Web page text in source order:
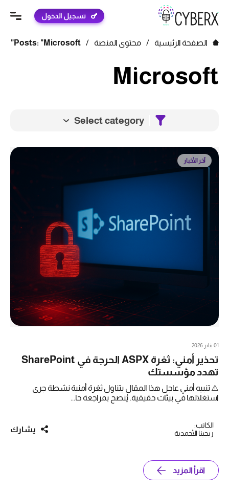
تسجيل الدخول
الصفحة الرئيسية / محتوى المنصة /
Posts: "Microsoft"
Microsoft
Select category
آخر الأخبار
01 يناير 2026
تحذير أمني: ثغرة ASPX الحرجة في SharePoint
تهدد مؤسستك
⚠️ تنبيه أمني عاجل هذا المقال يتناول ثغرة أمنية نشطة جرى
استغلالها في بيئات حقيقية. يُنصح بمراجعة حا...
الكاتب:
ريجينا الأحمدية
يشارك
اقرأ المزيد